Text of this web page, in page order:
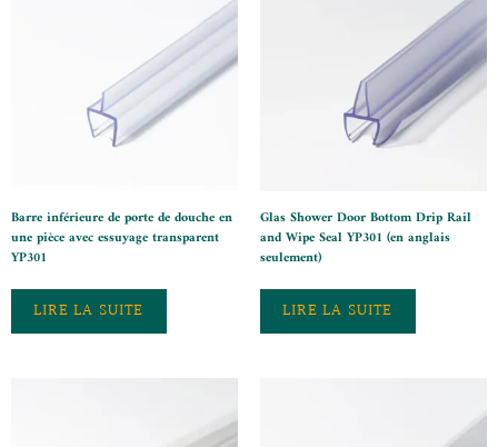
Barre inférieure de porte de douche en
une pièce avec essuyage transparent
YP301
LIRE LA SUITE
Glas Shower Door Bottom Drip Rail
and Wipe Seal YP301 (en anglais
seulement)
LIRE LA SUITE